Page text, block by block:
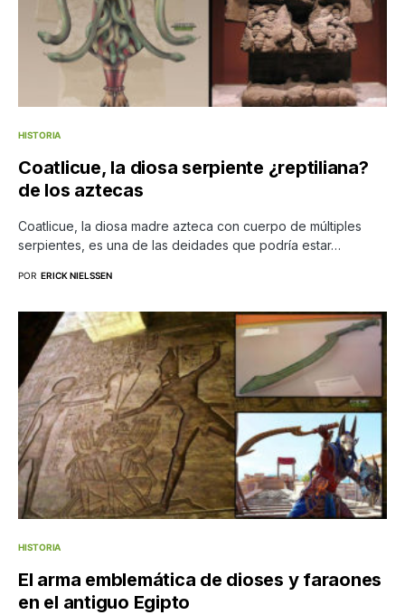
HISTORIA
Coatlicue, la diosa serpiente ¿reptiliana?
de los aztecas
Coatlicue, la diosa madre azteca con cuerpo de múltiples
serpientes, es una de las deidades que podría estar…
POR ERICK NIELSSEN
HISTORIA
El arma emblemática de dioses y faraones
en el antiguo Egipto